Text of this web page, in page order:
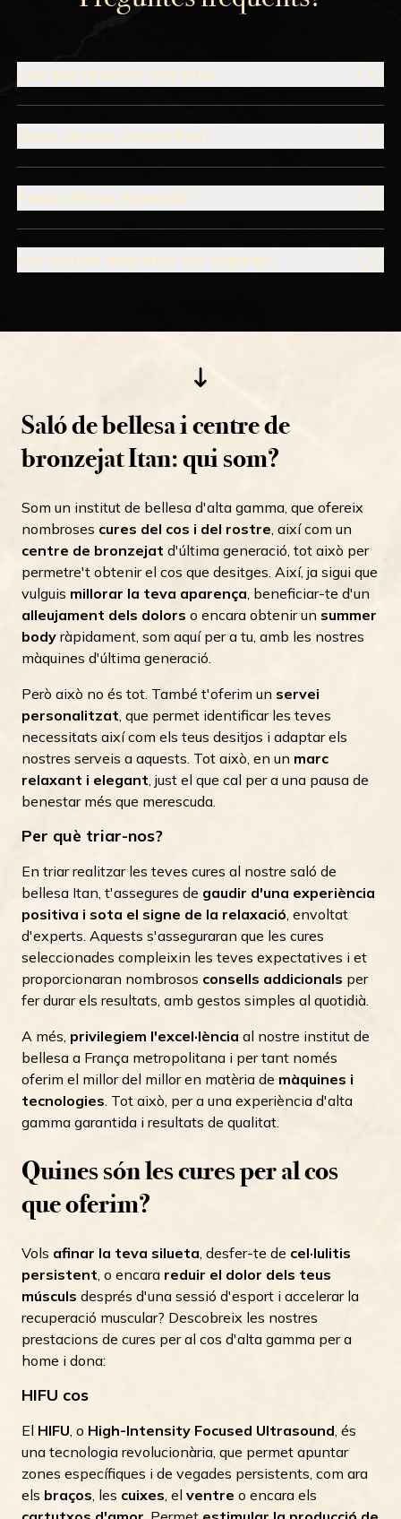
Saló de bellesa i centre de
bronzejat Itan: qui som?
Som un institut de bellesa d'alta gamma, que ofereix
nombroses cures del cos i del rostre , així com un
centre de bronzejat d'última generació, tot això per
permetre't obtenir el cos que desitges. Així, ja sigui que
vulguis millorar la teva aparença , beneficiar-te d'un
alleujament dels dolors o encara obtenir un summer
body ràpidament, som aquí per a tu, amb les nostres
màquines d'última generació.
Però això no és tot. També t'oferim un servei
personalitzat , que permet identificar les teves
necessitats així com els teus desitjos i adaptar els
nostres serveis a aquests. Tot això, en un marc
relaxant i elegant , just el que cal per a una pausa de
benestar més que merescuda.
Per què triar-nos?
En triar realitzar les teves cures al nostre saló de
bellesa Itan, t'assegures de gaudir d'una experiència
positiva i sota el signe de la relaxació , envoltat
d'experts. Aquests s'asseguraran que les cures
seleccionades compleixin les teves expectatives i et
proporcionaran nombrosos consells addicionals per
fer durar els resultats, amb gestos simples al quotidià.
A més, privilegiem l'excel·lència al nostre institut de
bellesa a França metropolitana i per tant només
oferim el millor del millor en matèria de màquines i
tecnologies . Tot això, per a una experiència d'alta
gamma garantida i resultats de qualitat.
Quines són les cures per al cos
que oferim?
Vols afinar la teva silueta , desfer-te de cel·lulitis
persistent , o encara reduir el dolor dels teus
músculs després d'una sessió d'esport i accelerar la
recuperació muscular? Descobreix les nostres
prestacions de cures per al cos d'alta gamma per a
home i dona:
HIFU cos
El HIFU , o High-Intensity Focused Ultrasound , és
una tecnologia revolucionària, que permet apuntar
zones específiques i de vegades persistents, com ara
els braços , les cuixes , el ventre o encara els
Com puc reservar una cita?
Quins serveis ofereix Itan?
Teniu ofertes especials?
Les vostres màquines són segures?